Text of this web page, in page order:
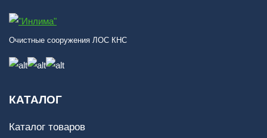
Очистные сооружения ЛОС КНС
КАТАЛОГ
Каталог товаров